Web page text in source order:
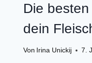
Die
dein
Von Irina Unickij 7.